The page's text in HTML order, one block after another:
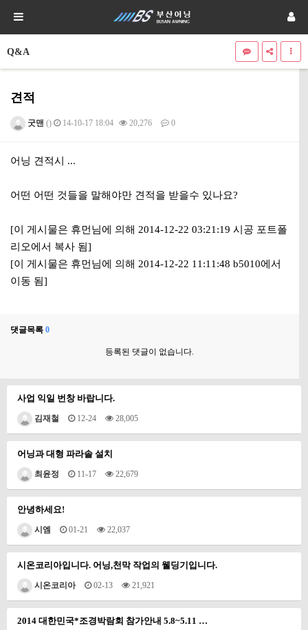
Q&A
견적
굿맨 () 14-10-17 18:04 20,276 0
본문
어닝 견적시 ...
어떤 어떤 것들을 말해야만 견적을 받을수 있나요?
[이 게시물은 휴먼님에 의해 2014-12-22 03:21:19 시공 포트폴
리오에서 복사 됨]
[이 게시물은 휴먼님에 의해 2014-12-22 11:11:48 b5010에서
이동 됨]
댓글목록 0
등록된 댓글이 없습니다.
사업 익일 번창 바랍니다.
김재철 12-24 28,005
어닝과 대형 파라솔 설치
최윤정 11-17 22,679
안녕하세요!
시엠 01-21 22,037
시온코리아입니다. 어닝,천막 작업의 웰딩기입니다.
시온코리아 02-13 21,921
2014 대한민국*조경박람회 참가안내 5.8~5.11 …